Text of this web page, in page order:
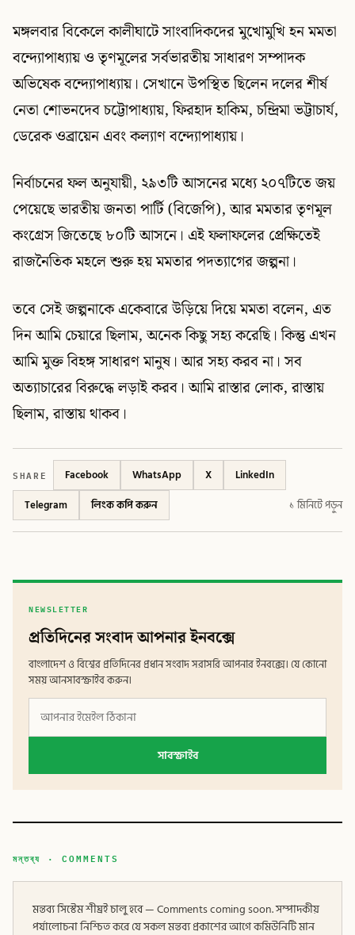
মঙ্গলবার বিকেলে কালীঘাটে সাংবাদিকদের মুখোমুখি হন মমতা
বন্দ্যোপাধ্যায় ও তৃণমূলের সর্বভারতীয় সাধারণ সম্পাদক
অভিষেক বন্দ্যোপাধ্যায়। সেখানে উপস্থিত ছিলেন দলের শীর্ষ
নেতা শোভনদেব চট্টোপাধ্যায়, ফিরহাদ হাকিম, চন্দ্রিমা ভট্টাচার্য,
ডেরেক ওব্রায়েন এবং কল্যাণ বন্দ্যোপাধ্যায়।
নির্বাচনের ফল অনুযায়ী, ২৯৩টি আসনের মধ্যে ২০৭টিতে জয়
পেয়েছে ভারতীয় জনতা পার্টি (বিজেপি), আর মমতার তৃণমূল
কংগ্রেস জিতেছে ৮০টি আসনে। এই ফলাফলের প্রেক্ষিতেই
রাজনৈতিক মহলে শুরু হয় মমতার পদত্যাগের জল্পনা।
তবে সেই জল্পনাকে একেবারে উড়িয়ে দিয়ে মমতা বলেন, এত
দিন আমি চেয়ারে ছিলাম, অনেক কিছু সহ্য করেছি। কিন্তু এখন
আমি মুক্ত বিহঙ্গ সাধারণ মানুষ। আর সহ্য করব না। সব
অত্যাচারের বিরুদ্ধে লড়াই করব। আমি রাস্তার লোক, রাস্তায়
ছিলাম, রাস্তায় থাকব।
SHARE Facebook WhatsApp X
LinkedIn
Telegram
লিংক কপি করুন ১ মিনিটে পড়ুন
NEWSLETTER
প্রতিদিনের সংবাদ আপনার ইনবক্সে
বাংলাদেশ ও বিশ্বের প্রতিদিনের প্রধান সংবাদ সরাসরি আপনার ইনবক্সে। যে কোনো
সময় আনসাবস্ক্রাইব করুন।
সাবস্ক্রাইব
মন্তব্য · COMMENTS
মন্তব্য সিস্টেম শীঘ্রই চালু হবে — Comments coming soon. সম্পাদকীয়
পর্যালোচনা নিশ্চিত করে যে সকল মন্তব্য প্রকাশের আগে কমিউনিটি মান